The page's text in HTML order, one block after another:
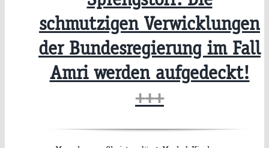
schmutzigen Verwicklungen
der Bundesregierung im Fall
Amri werden aufgedeckt!
+++